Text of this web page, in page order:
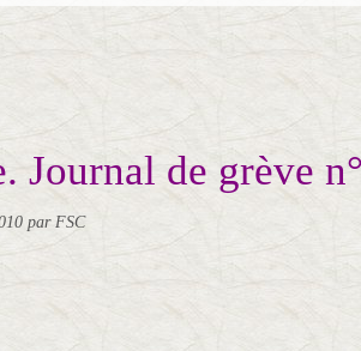
Journal de grève
par FSC